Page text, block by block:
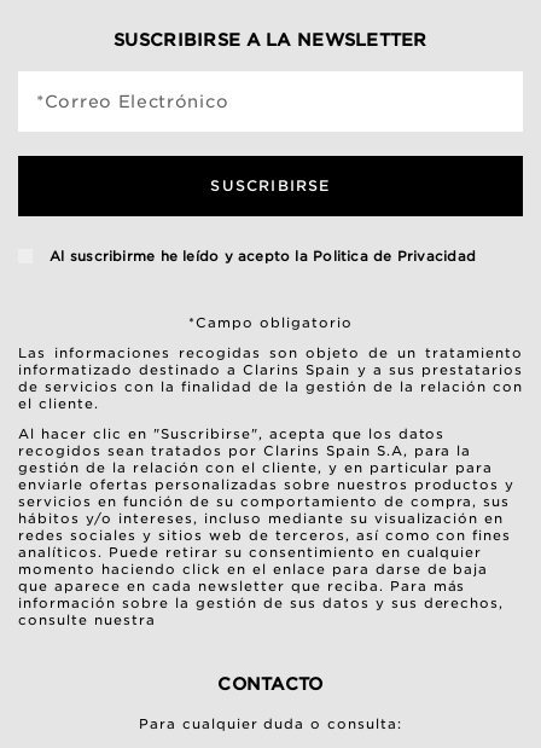
SUSCRIBIRSE A LA NEWSLETTER
*Correo Electrónico
SUSCRIBIRSE
Al suscribirme he leído y acepto la Politica de Privacidad
*Campo obligatorio
Las informaciones recogidas son objeto de un tratamiento
informatizado destinado a Clarins Spain y a sus prestatarios
de servicios con la finalidad de la gestión de la relación con
el cliente.
Al hacer clic en "Suscribirse", acepta que los datos
recogidos sean tratados por Clarins Spain S.A, para la
gestión de la relación con el cliente, y en particular para
enviarle ofertas personalizadas sobre nuestros productos y
servicios en función de su comportamiento de compra, sus
hábitos y/o intereses, incluso mediante su visualización en
redes sociales y sitios web de terceros, así como con fines
analíticos. Puede retirar su consentimiento en cualquier
momento haciendo click en el enlace para darse de baja
que aparece en cada newsletter que reciba. Para más
información sobre la gestión de sus datos y sus derechos,
consulte nuestra
CONTACTO
Para cualquier duda o consulta: